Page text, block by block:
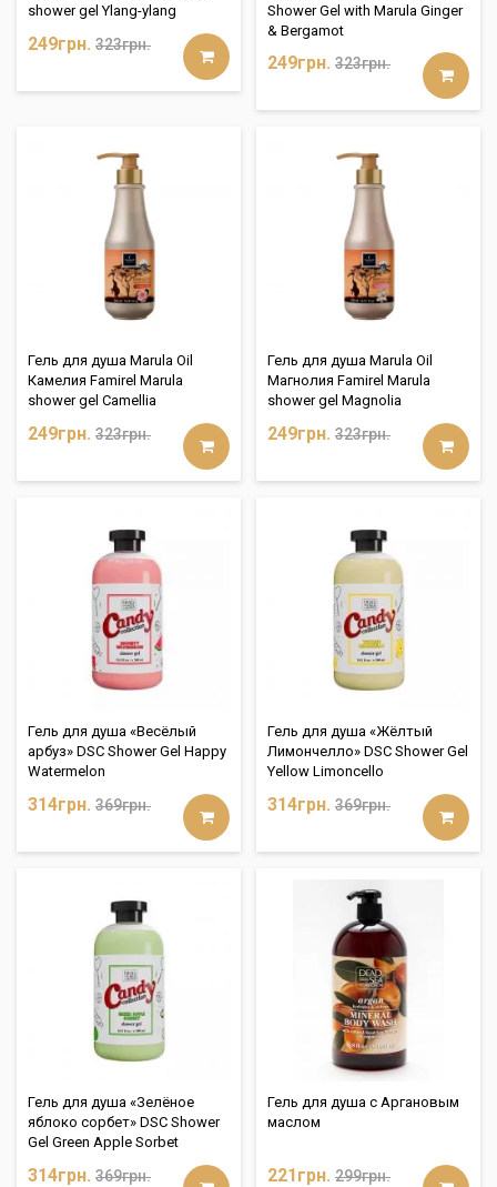
shower gel Ylang-ylang
249грн. 323грн.
Shower Gel with Marula Ginger
& Bergamot
249грн. 323грн.
Гель для душа Marula Oil
Камелия Famirel Marula
shower gel Camellia
249грн. 323грн.
Гель для душа Marula Oil
Магнолия Famirel Marula
shower gel Magnolia
249грн. 323грн.
Гель для душа «Весёлый
арбуз» DSC Shower Gel Happy
Watermelon
314грн. 369грн.
Гель для душа «Жёлтый
Лимончелло» DSC Shower Gel
Yellow Limoncello
314грн. 369грн.
Гель для душа «Зелёное
яблоко сорбет» DSC Shower
Gel Green Apple Sorbet
314грн. 369грн.
Гель для душа с Аргановым
маслом
221грн. 299грн.